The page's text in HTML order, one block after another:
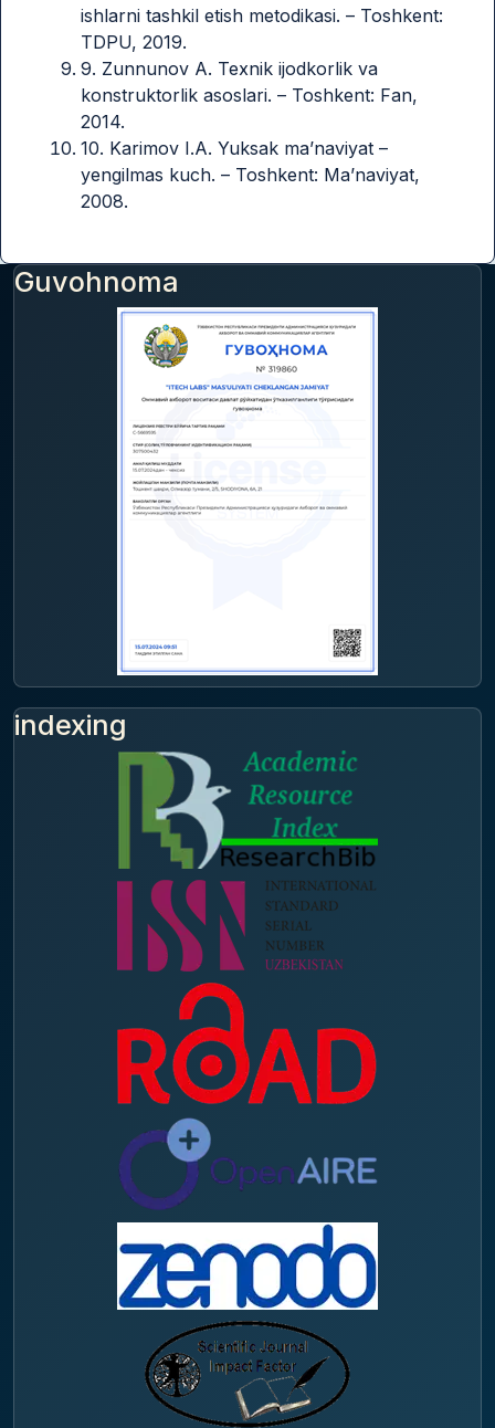
ishlarni tashkil etish metodikasi. – Toshkent:
TDPU, 2019.
9. Zunnunov A. Texnik ijodkorlik va
konstruktorlik asoslari. – Toshkent: Fan,
2014.
10. Karimov I.A. Yuksak ma’naviyat –
yengilmas kuch. – Toshkent: Ma’naviyat,
2008.
Guvohnoma
indexing